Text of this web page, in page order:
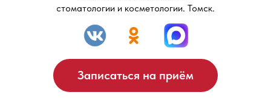
стоматологии и косметологии. Томск.
Записаться на приём